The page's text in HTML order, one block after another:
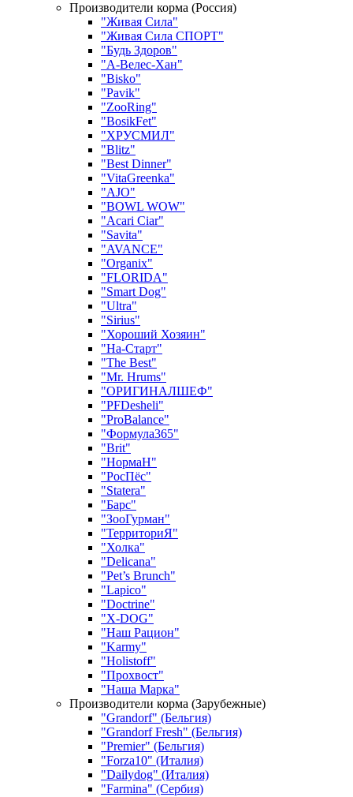
Производители корма (Россия)
"Живая Сила"
"Живая Сила СПОРТ"
"Будь Здоров"
"А-Велес-Хан"
"Bisko"
"Pavik"
"ZooRing"
"BosikFet"
"ХРУСМИЛ"
"Blitz"
"Best Dinner"
"VitaGreenka"
"AJO"
"BOWL WOW"
"Acari Ciar"
"Savita"
"AVANCE"
"Organix"
"FLORIDA"
"Smart Dog"
"Ultra"
"Sirius"
"Хороший Хозяин"
"На-Старт"
"The Best"
"Mr. Hrums"
"ОРИГИНАЛШЕФ"
"PFDesheli"
"ProBalance"
"Формула365"
"Brit"
"НормаН"
"РосПёс"
"Statera"
"Барс"
"ЗооГурман"
"ТерриториЯ"
"Холка"
"Delicana"
"Pet’s Brunch"
"Lapico"
"Doctrine"
"X-DOG"
"Наш Рацион"
"Karmy"
"Holistoff"
"Прохвост"
"Наша Марка"
Производители корма (Зарубежные)
"Grandorf" (Бельгия)
"Grandorf Fresh" (Бельгия)
"Premier" (Бельгия)
"Forza10" (Италия)
"Dailydog" (Италия)
"Farmina" (Сербия)